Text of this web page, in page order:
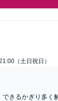
（土日祝日）
きるかぎり多